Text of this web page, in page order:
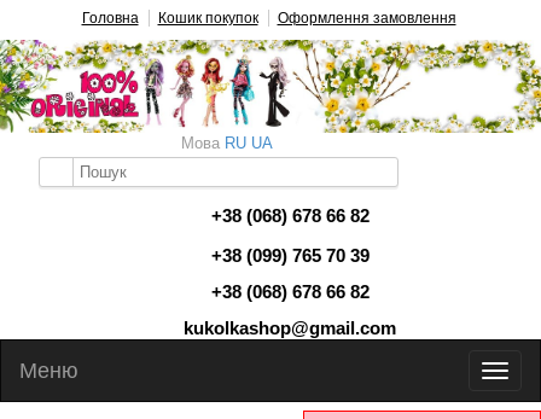
Головна Кошик покупок Оформлення замовлення
Мова RU UA
+38 (068) 678 66 82
+38 (099) 765 70 39
+38 (068) 678 66 82
kukolkashop@gmail.com
Меню